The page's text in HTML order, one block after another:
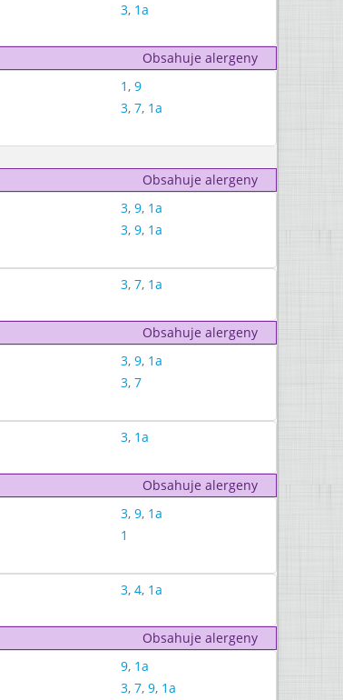
3, 1a
Obsahuje alergeny
1, 9
3, 7, 1a
Obsahuje alergeny
3, 9, 1a
3, 9, 1a
3, 7, 1a
Obsahuje alergeny
3, 9, 1a
3, 7
3, 1a
Obsahuje alergeny
3, 9, 1a
1
3, 4, 1a
Obsahuje alergeny
9, 1a
3, 7, 9, 1a